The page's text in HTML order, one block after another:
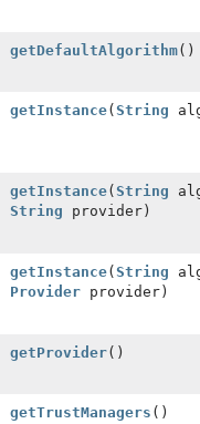
getDefaultAlgorithm()
getInstance( String
getInstance( String
String provider)
getInstance( String
Providerprovider)
getProvider()
getTrustManagers ()